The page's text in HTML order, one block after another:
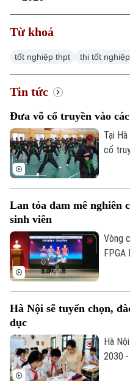
Thời sự
Hà Nội
Chính trị
Xã hội
An ninh trật tự
Công nghệ
Hà Nội
Nhịp sống Hà Nội
Người Hà Nội
Khoảnh khắc Hà Nội
Ẩm thực
Thế giới
Tin tức
Quân sự
Người Việt 4 phương
Kinh tế
Tin tức
Cafe sáng
Tài chính Ngân hàng
Doanh nghiệp
Nhà đất
Đầu tư
Căn hộ
Đất đai
Kinh nghiệm
Tàu và Xe
Ô tô
Tàu
Thị trường
Đánh giá
Giáo dục
Tin tức
Tuyển sinh
Hướng nghiệp
Văn hóa
Làng nghề
Di tích
Sức khỏe
Y tế
Dinh dưỡng
Thể thao
Bóng đá
Giải trí
Từ khoá
tốt nghiệp thpt thi tốt
Tin tức
Đưa võ cổ truyền vào
Tại
cổ
thuật
giá trị
Lan tỏa đam mê nghiên
sinh viên
Vòng
FPGA
thúc
nhúng
Hà Nội sẽ tuyển chọn,
dục
Hà
2030